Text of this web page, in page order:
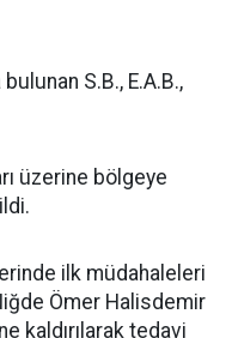
S.B., E.A.B.,
üzerine bölgeye
ilk müdahaleleri
Ömer Halisdemir
kaldırılarak tedavi